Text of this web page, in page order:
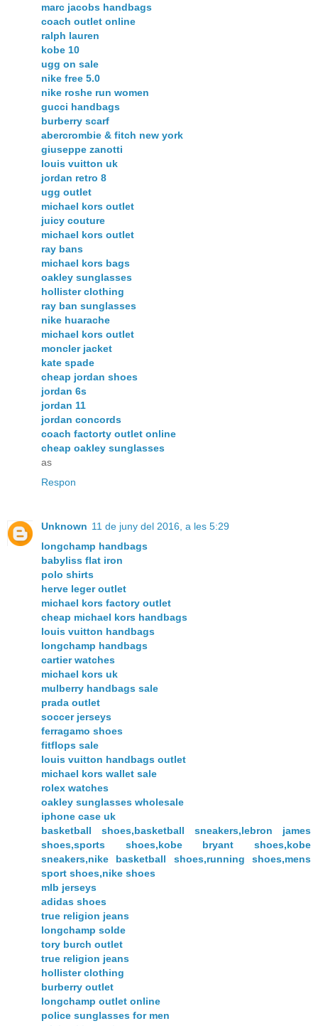
marc jacobs handbags
coach outlet online
ralph lauren
kobe 10
ugg on sale
nike free 5.0
nike roshe run women
gucci handbags
burberry scarf
abercrombie & fitch new york
giuseppe zanotti
louis vuitton uk
jordan retro 8
ugg outlet
michael kors outlet
juicy couture
michael kors outlet
ray bans
michael kors bags
oakley sunglasses
hollister clothing
ray ban sunglasses
nike huarache
michael kors outlet
moncler jacket
kate spade
cheap jordan shoes
jordan 6s
jordan 11
jordan concords
coach factorty outlet online
cheap oakley sunglasses
as
Respon
Unknown 11 de juny del 2016, a les 5:29
longchamp handbags
babyliss flat iron
polo shirts
herve leger outlet
michael kors factory outlet
cheap michael kors handbags
louis vuitton handbags
longchamp handbags
cartier watches
michael kors uk
mulberry handbags sale
prada outlet
soccer jerseys
ferragamo shoes
fitflops sale
louis vuitton handbags outlet
michael kors wallet sale
rolex watches
oakley sunglasses wholesale
iphone case uk
basketball shoes,basketball sneakers,lebron james
shoes,sports shoes,kobe bryant shoes,kobe
sneakers,nike basketball shoes,running shoes,mens
sport shoes,nike shoes
mlb jerseys
adidas shoes
true religion jeans
longchamp solde
tory burch outlet
true religion jeans
hollister clothing
burberry outlet
longchamp outlet online
police sunglasses for men